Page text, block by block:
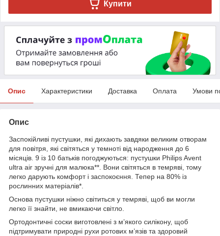
Купити
Опис Характеристики Доставка Оплата Умови
Опис
Заспокійливі пустушки, які дихають завдяки великим отворам
для повітря, які світяться у темноті від народження до 6
місяців. 9 із 10 батьків погоджуються: пустушки Philips Avent
ultra air зручні для малюка**. Вони світяться в темряві, тому
легко дарують комфорт і заспокоєння. Тепер на 80% із
рослинних матеріалів*.
Основа пустушки ніжно світиться у темряві, щоб ви могли
легко її знайти, не вмикаючи світло.
Ортодонтичні соски виготовлені з м’якого силікону, щоб
підтримувати природні рухи ротових м’язів та здоровий